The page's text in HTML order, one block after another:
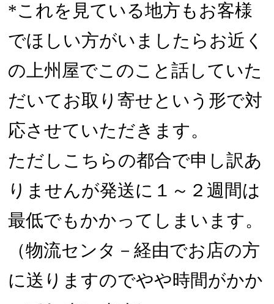
*これを見ている地方もお客様
でほしい方がいましたらお近く
の上州屋でこのこと話していた
だいてお取り寄せという形で対
応させていただきます。
ただしこちらの都合で申し訳あ
りませんが発送に１～２週間は
最低でもかかってしまいます。
（物流センタ－経由でお店の方
に送りますのでやや時間がかか